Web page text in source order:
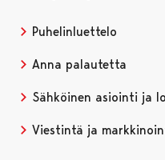
Puhelinluettelo
Anna palautetta
Sähköinen asiointi ja
Viestintä ja